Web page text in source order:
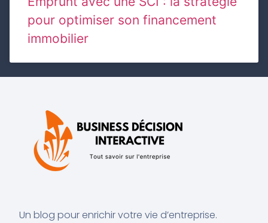
pour optimiser son financement
immobilier
Un blog pour enrichir votre vie d’entreprise.